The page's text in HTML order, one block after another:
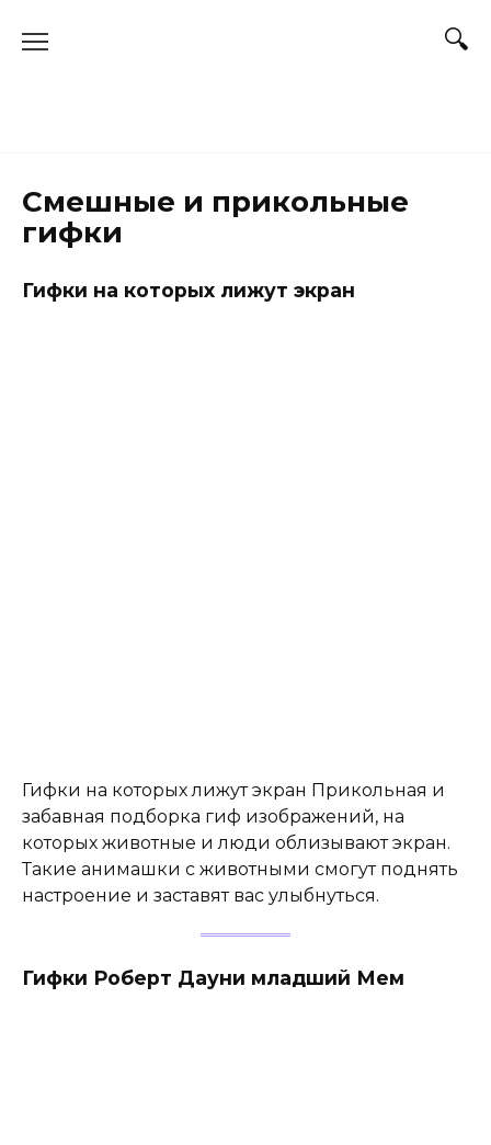
Смешные и прикольные
гифки
Гифки на которых лижут экран
Гифки на которых лижут экран Прикольная и
забавная подборка гиф изображений, на
которых животные и люди облизывают экран.
Такие анимашки с животными смогут поднять
настроение и заставят вас улыбнуться.
Гифки Роберт Дауни младший Мем